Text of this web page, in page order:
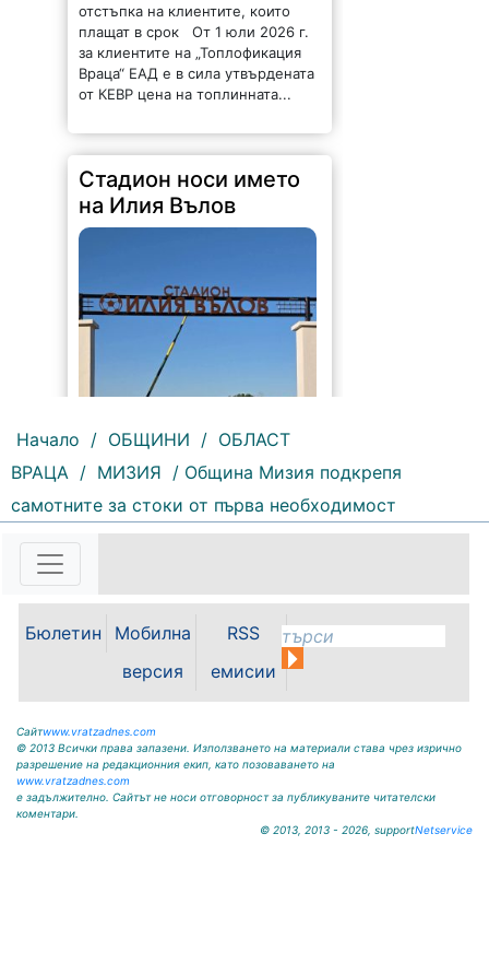
отстъпка на клиентите, които
плащат в срок От 1 юли 2026 г.
за клиентите на „Топлофикация
Враца“ ЕАД е в сила утвърдената
от КЕВР цена на топлинната...
Стадион носи името
на Илия Вълов
159 | 2026-08-06 09:55:43
С футболна среща между
Кнежа/ и "Ботев" /Враца/ ще
бъде открит градския стадион в
Кнежа. Спортното съоръжение
носи името на легендарния
вратар от близкото минало
Начало / ОБЩИНИ / ОБЛАСТ
ВРАЦА / МИЗИЯ / Община Мизия подкрепя
самотните за стоки от първа необходимост
Бюлетин
Мобилна
версия
RSS
емисии
Сайтwww.vratzadnes.com
© 2013 Всички права запазени. Използването на материали става чрез изрично
разрешение на редакционния екип, като позоваването на
www.vratzadnes.com
е задължително. Сайтът не носи отговорност за публикуваните читателски
коментари.
© 2013, 2013 - 2026, supportNetservice